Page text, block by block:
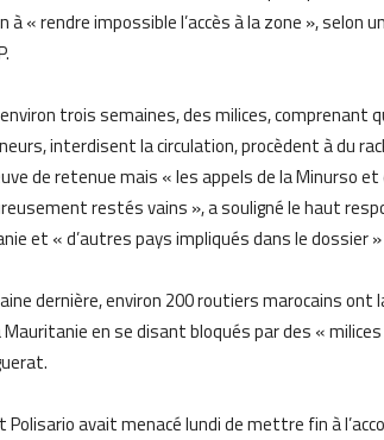
à « rendre impossible l’accès à la zone »,
trois semaines, des milices, comprenant
interdisent la circulation, procèdent à du
de retenue mais « les appels de la Minurso et
restés vains », a souligné le haut
et « d’autres pays impliqués dans le dossier
dernière, environ 200 routiers marocains
Mauritanie en se disant bloqués par des «
Polisario avait menacé lundi de mettre fin à